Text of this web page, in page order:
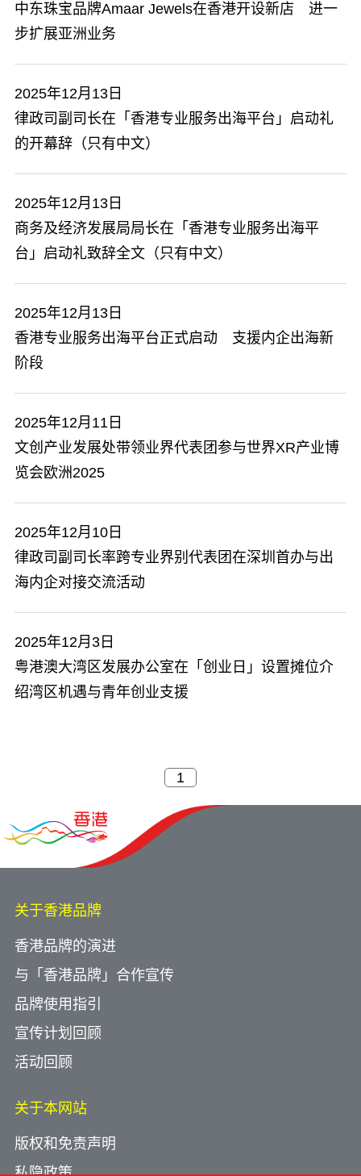
中东珠宝品牌Amaar Jewels在香港开设新店 进一
步扩展亚洲业务
2025年12月13日
律政司副司长在「香港专业服务出海平台」启动礼
的开幕辞（只有中文）
2025年12月13日
商务及经济发展局局长在「香港专业服务出海平
台」启动礼致辞全文（只有中文）
2025年12月13日
香港专业服务出海平台正式启动 支援内企出海新
阶段
2025年12月11日
文创产业发展处带领业界代表团参与世界XR产业博
览会欧洲2025
2025年12月10日
​律政司副司长率跨专业界别代表团在深圳首办与出
海内企对接交流活动
2025年12月3日
粤港澳大湾区发展办公室在「创业日」设置摊位介
绍湾区机遇与青年创业支援
关于香港品牌
香港品牌的演进
与「香港品牌」合作宣传
品牌使用指引
宣传计划回顾
活动回顾
关于本网站
版权和免责声明
私隐政策